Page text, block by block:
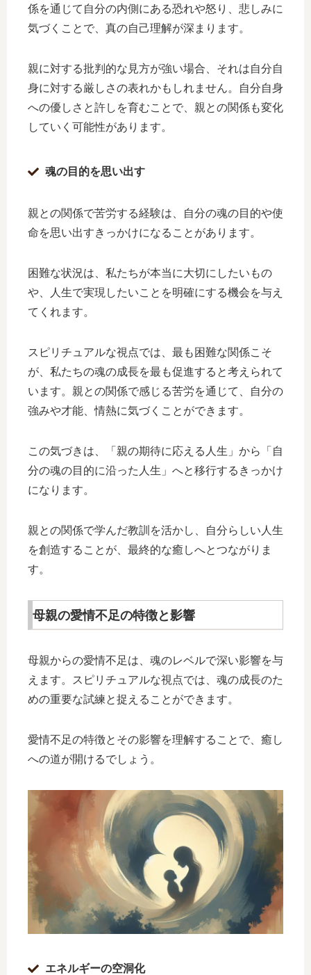
係を通じて自分の内側にある恐れや怒り、悲しみに
気づくことで、真の自己理解が深まります。
親に対する批判的な見方が強い場合、それは自分自
身に対する厳しさの表れかもしれません。自分自身
への優しさと許しを育むことで、親との関係も変化
していく可能性があります。
魂の目的を思い出す
親との関係で苦労する経験は、自分の魂の目的や使
命を思い出すきっかけになることがあります。
困難な状況は、私たちが本当に大切にしたいもの
や、人生で実現したいことを明確にする機会を与え
てくれます。
スピリチュアルな視点では、最も困難な関係こそ
が、私たちの魂の成長を最も促進すると考えられて
います。親との関係で感じる苦労を通じて、自分の
強みや才能、情熱に気づくことができます。
この気づきは、「親の期待に応える人生」から「自
分の魂の目的に沿った人生」へと移行するきっかけ
になります。
親との関係で学んだ教訓を活かし、自分らしい人生
を創造することが、最終的な癒しへとつながりま
す。
母親の愛情不足の特徴と影響
母親からの愛情不足は、魂のレベルで深い影響を与
えます。スピリチュアルな視点では、魂の成長のた
めの重要な試練と捉えることができます。
愛情不足の特徴とその影響を理解することで、癒し
への道が開けるでしょう。
エネルギーの空洞化